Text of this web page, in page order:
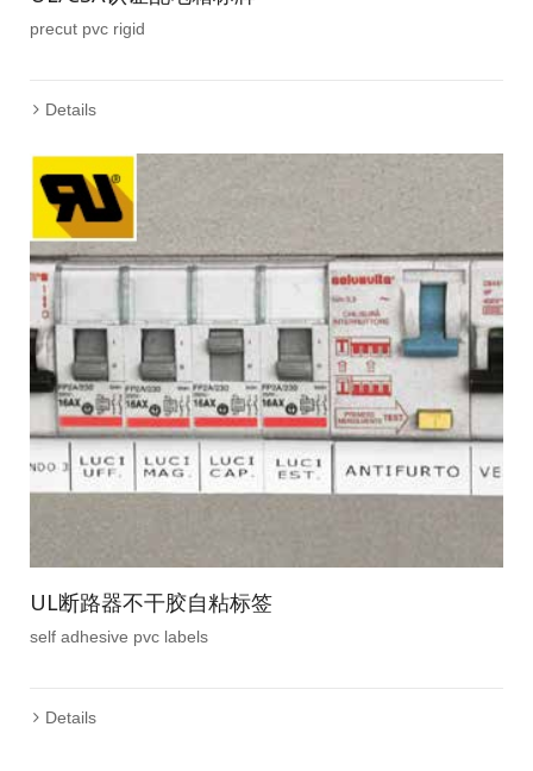
precut pvc rigid
Details
UL断路器不干胶自粘标签
self adhesive pvc labels
Details